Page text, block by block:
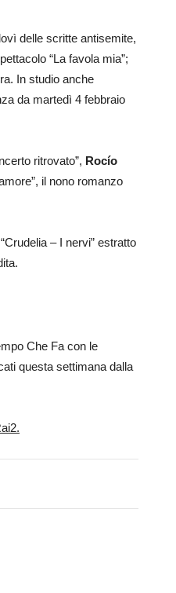
delle scritte antisemite,
“La favola mia”;
In studio anche
da martedì 4 febbraio
ritrovato”, Rocío
il nono romanzo
– I nervi” estratto
Che Fa con le
questa settimana dalla